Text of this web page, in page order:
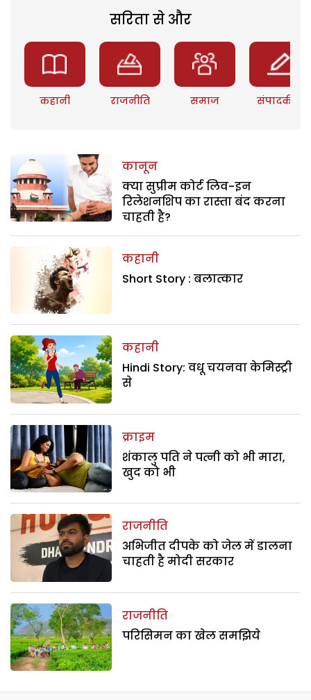
सरिता से और
कहानी राजनीति समाज संपादकीय
कानून
क्या सुप्रीम कोर्ट लिव-इन
रिलेशनशिप का रास्ता बंद करना
चाहती है?
कहानी
Short Story : बलात्कार
कहानी
Hindi Story: वधू चयनवा केमिस्ट्री
से
क्राइम
शंकालु पति ने पत्नी को भी मारा,
खुद को भी
राजनीति
अभिजीत दीपके को जेल में डालना
चाहती है मोदी सरकार
राजनीति
परिसिमन का खेल समझिये